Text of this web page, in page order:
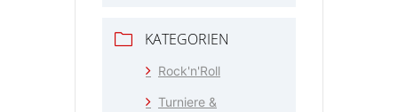
KATEGORIEN
Rock'n'Roll
Turniere &